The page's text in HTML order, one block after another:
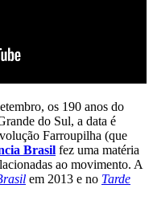
os 190 anos do
do Sul, a data é
Farroupilha (que
Brasil fez uma matéria
ao movimento. A
em 2013 e no Tarde